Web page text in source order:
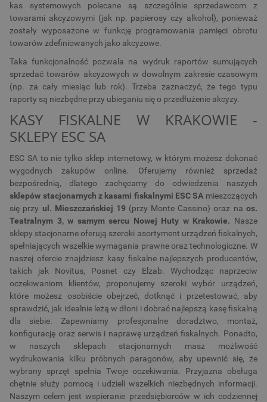
kas systemowych polecane są szczególnie sprzedawcom z
towarami akcyzowymi (jak np. papierosy czy alkohol), ponieważ
zostały wyposażone w funkcję programowania pamięci obrotu
towarów zdefiniowanych jako akcyzowe.
Taka funkcjonalność pozwala na wydruk raportów sumujących
sprzedać towarów akcyzowych w dowolnym zakresie czasowym
(np. za cały miesiąc lub rok). Trzeba zaznaczyć, że tego typu
raporty są niezbędne przy ubieganiu się o przedłużenie akcyzy.
KASY FISKALNE W KRAKOWIE -
SKLEPY ESC SA
ESC SA to nie tylko sklep internetowy, w którym możesz dokonać
wygodnych zakupów online. Oferujemy również sprzedaż
bezpośrednią, dlatego zachęcamy do odwiedzenia naszych
sklepów stacjonarnych z kasami fiskalnymi ESC SA mieszczących
się przy ul. Mieszczańskiej 19 (przy Monte Cassino) oraz na os.
Teatralnym 3, w samym sercu Nowej Huty w Krakowie. Nasze
sklepy stacjonarne oferują szeroki asortyment urządzeń fiskalnych,
spełniających wszelkie wymagania prawne oraz technologiczne. W
naszej ofercie znajdziesz kasy fiskalne najlepszych producentów,
takich jak Novitus, Posnet czy Elzab. Wychodząc naprzeciw
oczekiwaniom klientów, proponujemy szeroki wybór urządzeń,
które możesz osobiście obejrzeć, dotknąć i przetestować, aby
sprawdzić, jak idealnie leżą w dłoni i dobrać najlepszą kasę fiskalną
dla siebie. Zapewniamy profesjonalne doradztwo, montaż,
konfigurację oraz serwis i naprawę urządzeń fiskalnych. Ponadto,
w naszych sklepach stacjonarnych masz możliwość
wydrukowania kilku próbnych paragonów, aby upewnić się, że
wybrany sprzęt spełnia Twoje oczekiwania. Przyjazna obsługa
chętnie służy pomocą i udzieli wszelkich niezbędnych informacji.
Naszym celem jest wspieranie przedsiębiorców w ich codziennej